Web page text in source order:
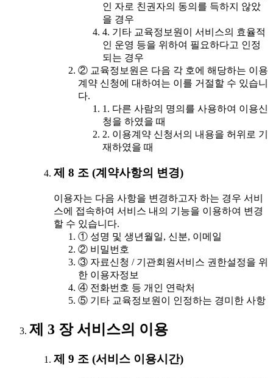
인 자로 친권자의 동의를 득하지 않았
을 경우
4. 기타 교육정보원이 서비스의 효율적
인 운영 등을 위하여 필요하다고 인정
되는 경우
② 교육정보원은 다음 각 호에 해당하는 이용
계약 신청에 대하여는 이를 거절할 수 있습니
다.
1. 다른 사람의 명의를 사용하여 이용신
청을 하였을 때
2. 이용계약 신청서의 내용을 허위로 기
재하였을 때
제 8 조 (계약사항의 변경)
이용자는 다음 사항을 변경하고자 하는 경우 서비
스에 접속하여 서비스 내의 기능을 이용하여 변경
할 수 있습니다.
① 성명 및 생년월일, 신분, 이메일
② 비밀번호
③ 자료신청 / 기관회원서비스 권한설정을 위
한 이용자정보
④ 전화번호 등 개인 연락처
⑤ 기타 교육정보원이 인정하는 경미한 사항
제 3 장 서비스의 이용
제 9 조 (서비스 이용시간)